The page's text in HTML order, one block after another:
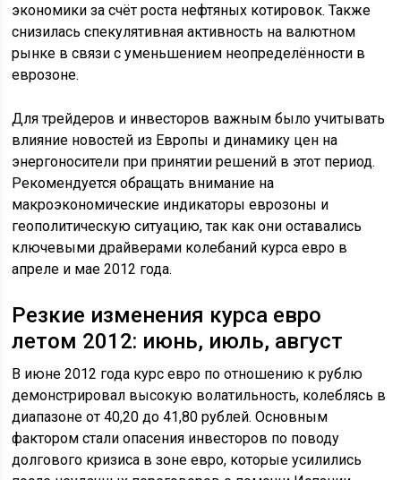
экономики за счёт роста нефтяных котировок. Также
снизилась спекулятивная активность на валютном
рынке в связи с уменьшением неопределённости в
еврозоне.
Для трейдеров и инвесторов важным было учитывать
влияние новостей из Европы и динамику цен на
энергоносители при принятии решений в этот период.
Рекомендуется обращать внимание на
макроэкономические индикаторы еврозоны и
геополитическую ситуацию, так как они оставались
ключевыми драйверами колебаний курса евро в
апреле и мае 2012 года.
Резкие изменения курса евро
летом 2012: июнь, июль, август
В июне 2012 года курс евро по отношению к рублю
демонстрировал высокую волатильность, колеблясь в
диапазоне от 40,20 до 41,80 рублей. Основным
фактором стали опасения инвесторов по поводу
долгового кризиса в зоне евро, которые усилились